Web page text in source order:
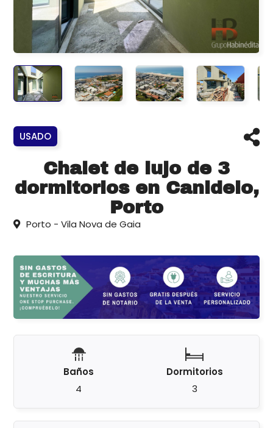
USADO
Chalet de lujo de 3
dormitorios en Canidelo,
Porto
Porto - Vila Nova de Gaia
Baños
4
Dormitorios
3